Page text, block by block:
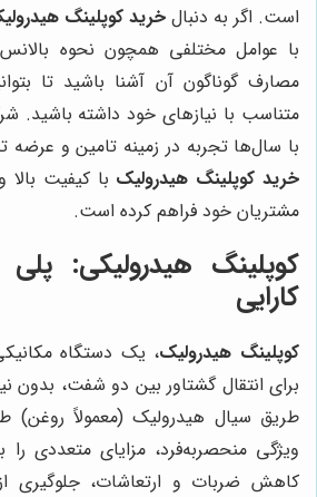
است. اگر به دنبال خرید کوپلینگ
با عوامل مختلفی همچون نحوه
مصارف گوناگون آن آشنا باشید تا
متناسب با نیازهای خود داشته باشید.
با سال‌ها تجربه در زمینه تامین و عرضه
خرید کوپلینگ هیدرولیک با کیفیت
مشتریان خود فراهم کرده است.
کوپلینگ هیدرولیکی:
کارایی
کوپلینگ هیدرولیک، یک دستگاه
برای انتقال گشتاور بین دو شفت، بدون
طریق سیال هیدرولیک (معمولاً
ویژگی منحصربه‌فرد، مزایای متعددی را
کاهش ضربات و ارتعاشات، جلوگیری از